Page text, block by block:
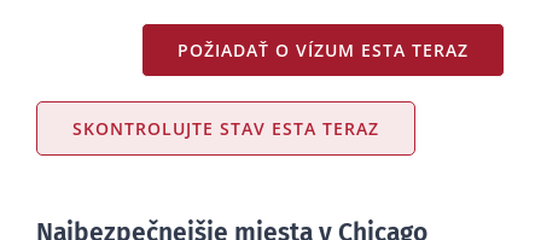
POŽIADAŤ O VÍZUM ESTA TERAZ
SKONTROLUJTE STAV ESTA TERAZ
Najbezpečnejšie miesta v Chicago